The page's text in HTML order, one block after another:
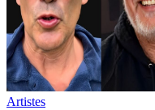
Artistes